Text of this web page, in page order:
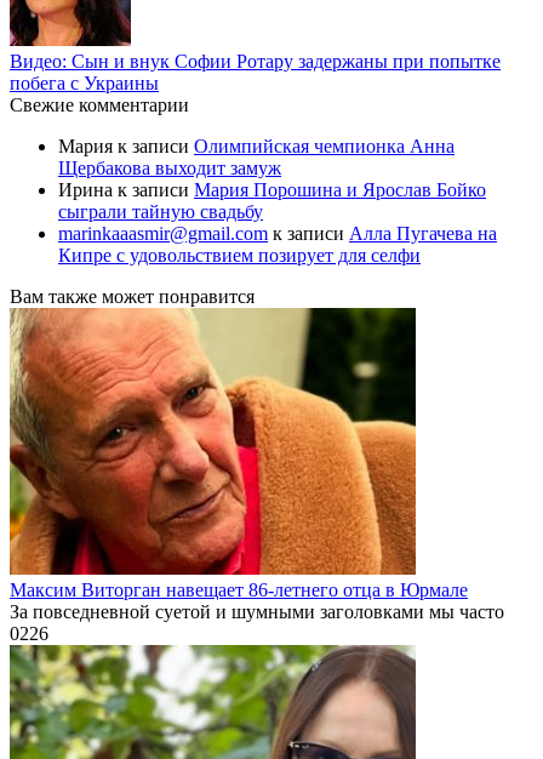
Видео: Сын и внук Софии Ротару задержаны при попытке
побега с Украины
Свежие комментарии
Мария к записи Олимпийская чемпионка Анна
Щербакова выходит замуж
Ирина к записи Мария Порошина и Ярослав Бойко
сыграли тайную свадьбу
marinkaaasmir@gmail.com к записи Алла Пугачева на
Кипре с удовольствием позирует для селфи
Вам также может понравится
Максим Виторган навещает 86-летнего отца в Юрмале
За повседневной суетой и шумными заголовками мы часто
0226